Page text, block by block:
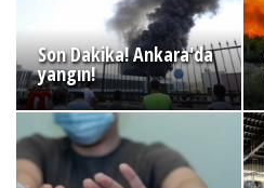
Son Dakika! Ankara'da
yangın!